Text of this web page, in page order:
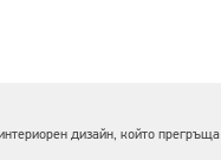
дизайн, който прегръща